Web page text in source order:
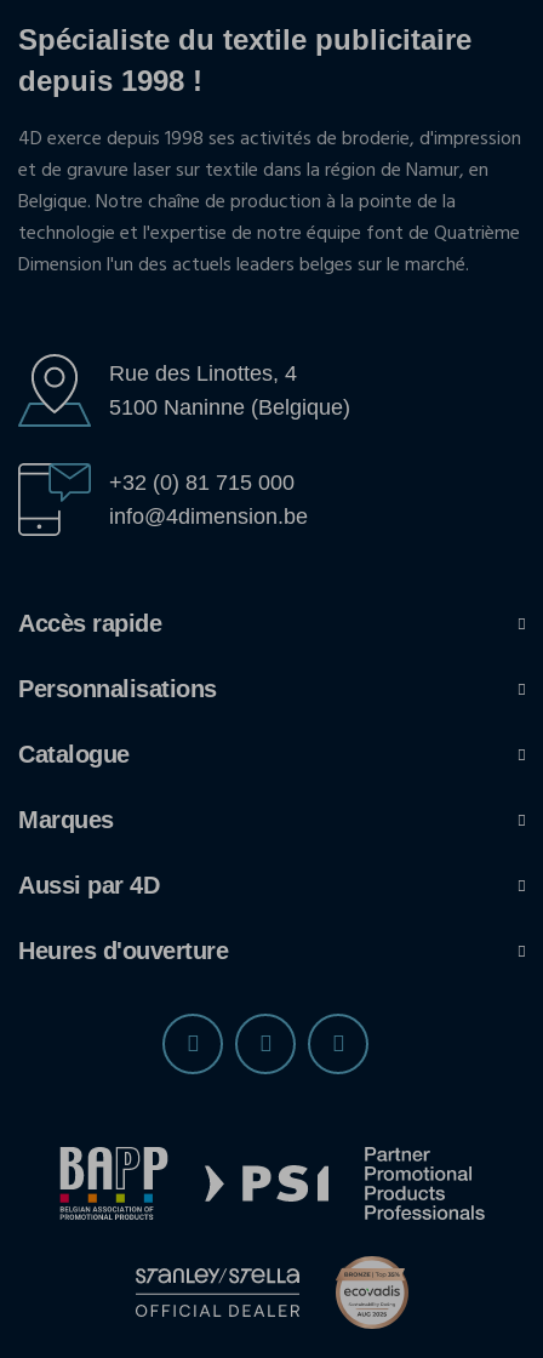
Spécialiste du textile publicitaire
depuis 1998 !
4D exerce depuis 1998 ses activités de broderie, d'impression
et de gravure laser sur textile dans la région de Namur, en
Belgique. Notre chaîne de production à la pointe de la
technologie et l'expertise de notre équipe font de Quatrième
Dimension l'un des actuels leaders belges sur le marché.
Rue des Linottes, 4
5100 Naninne (Belgique)
+32 (0) 81 715 000
info@4dimension.be
Accès rapide
Personnalisations
Catalogue
Marques
Aussi par 4D
Heures d'ouverture